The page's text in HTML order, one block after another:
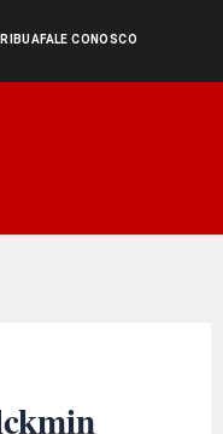
FALE CONOSCO